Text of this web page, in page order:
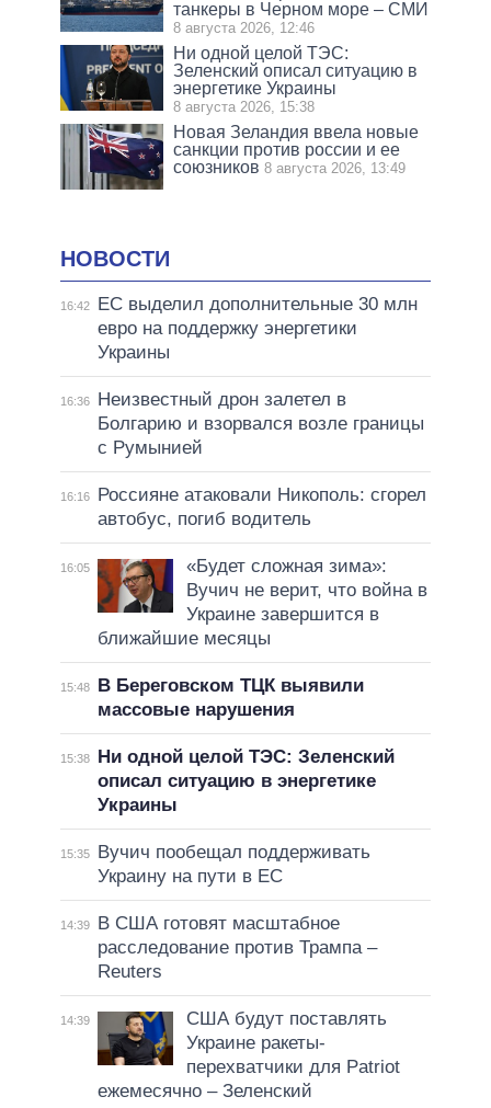
танкеры в Черном море – СМИ
8 августа 2026, 12:46
Ни одной целой ТЭС:
Зеленский описал ситуацию в
энергетике Украины
8 августа 2026, 15:38
Новая Зеландия ввела новые
санкции против россии и ее
союзников 8 августа 2026, 13:49
НОВОСТИ
16:42
ЕС выделил дополнительные 30 млн
евро на поддержку энергетики
Украины
16:36
Неизвестный дрон залетел в
Болгарию и взорвался возле границы
с Румынией
16:16
Россияне атаковали Никополь: сгорел
автобус, погиб водитель
16:05
«Будет сложная зима»:
Вучич не верит, что война в
Украине завершится в
ближайшие месяцы
15:48
В Береговском ТЦК выявили
массовые нарушения
15:38
Ни одной целой ТЭС: Зеленский
описал ситуацию в энергетике
Украины
15:35
Вучич пообещал поддерживать
Украину на пути в ЕС
14:39
В США готовят масштабное
расследование против Трампа –
Reuters
14:39
США будут поставлять
Украине ракеты-
перехватчики для Patriot
ежемесячно – Зеленский